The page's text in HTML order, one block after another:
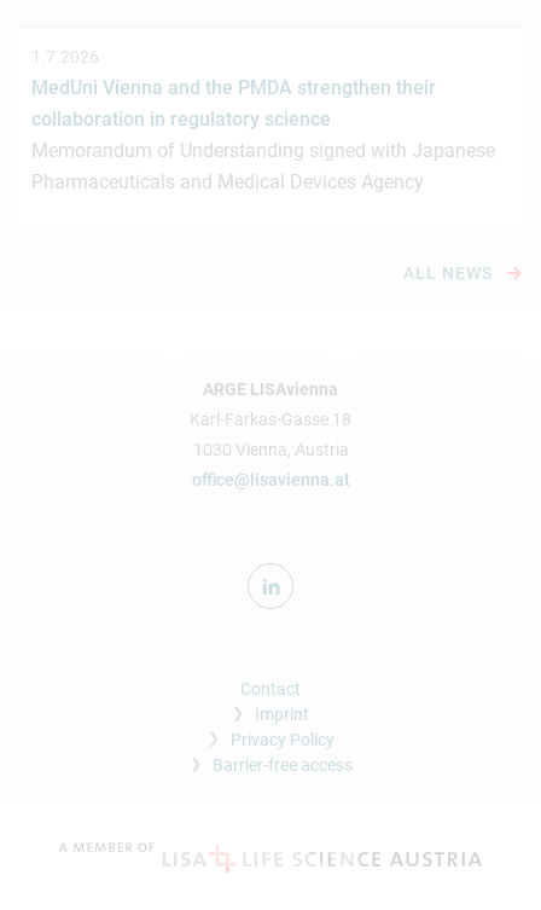
1.7.2026
MedUni Vienna and the PMDA strengthen their
collaboration in regulatory science
Memorandum of Understanding signed with Japanese
Pharmaceuticals and Medical Devices Agency
ALL NEWS
ARGE LISAvienna
Karl-Farkas-Gasse 18
1030 Vienna, Austria
office@lisavienna.at
Contact
Imprint
Privacy Policy
Barrier-free access